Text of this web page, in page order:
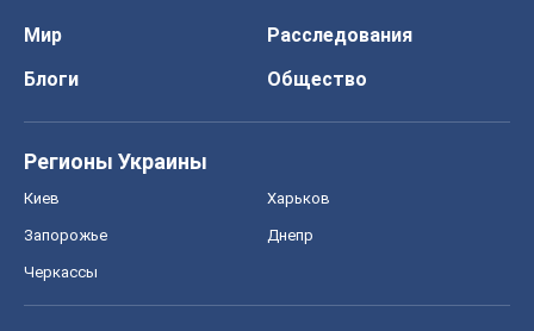
Мир
Расследования
Блоги
Общество
Регионы Украины
Киев Харьков
Запорожье Днепр
Черкассы